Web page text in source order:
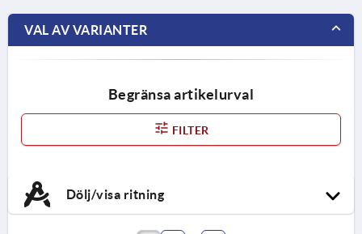
VAL AV VARIANTER
Begränsa artikelurval
FILTER
Dölj/visa ritning